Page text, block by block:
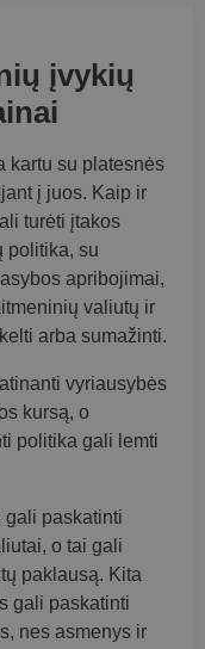
įvykių
kartu su platesnės
į juos. Kaip ir
turėti įtakos
politika, su
apribojimai,
valiutų ir
arba sumažinti.
vyriausybės
kursą, o
politika gali lemti
gali paskatinti
o tai gali
paklausą. Kita
gali paskatinti
nes asmenys ir